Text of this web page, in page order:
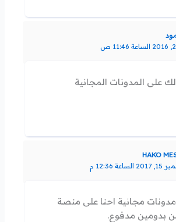
على المدونات المجانية
HAKO
12:36 م
مجانية احنا على منصة
بدومين مدفوع.